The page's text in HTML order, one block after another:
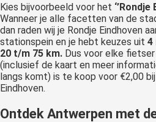
Kies bijvoorbeeld voor het ‘’Rondje
Wanneer je alle facetten van de
dan raden wij je Rondje Eindhoven
stationspein en je hebt keuzes uit 4
20 t/m 75 km. Dus voor elke
(inclusief de kaart en meer
langs komt) is te koop voor €2,00
Eindhoven.
Ontdek Antwerpen met